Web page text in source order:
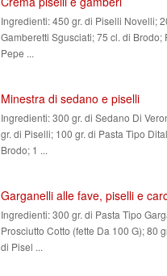
Ingredienti:450 gr. di Piselli Novelli;
Gamberetti Sgusciati; 75 cl. di Brodo;
Pepe ...
Minestra di sedano e piselli
Ingredienti:300 gr. di Sedano Di
gr. di Piselli; 100 gr. di Pasta Tipo
Brodo; 1 ...
Garganelli alle fave, piselli e
Ingredienti:300 gr. di Pasta Tipo
Prosciutto Cotto (fette Da 100 G); 80
di Pisel ...